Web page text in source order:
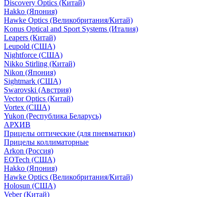
Discovery Optics (Китай)
Hakko (Япония)
Hawke Optics (Великобритания/Китай)
Konus Optical and Sport Systems (Италия)
Leapers (Китай)
Leupold (США)
Nightforce (США)
Nikko Stirling (Китай)
Nikon (Япония)
Sightmark (США)
Swarovski (Австрия)
Vector Optics (Китай)
Vortex (США)
Yukon (Республика Беларусь)
АРХИВ
Прицелы оптические (для пневматики)
Прицелы коллиматорные
Arkon (Россия)
EOTech (США)
Hakko (Япония)
Hawke Optics (Великобритания/Китай)
Holosun (США)
Veber (Китай)